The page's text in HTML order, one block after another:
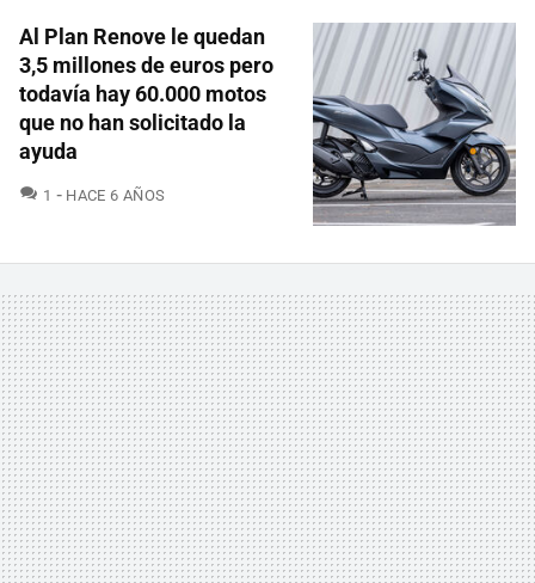
Al Plan Renove le quedan
3,5 millones de euros pero
todavía hay 60.000 motos
que no han solicitado la
ayuda
1 COMENTARIOS
HACE 6 AÑOS